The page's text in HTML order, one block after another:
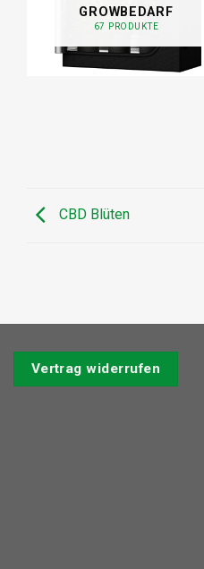
GROWBEDARF
67 PRODUKTE
CBD Blüten
Vertrag widerrufen